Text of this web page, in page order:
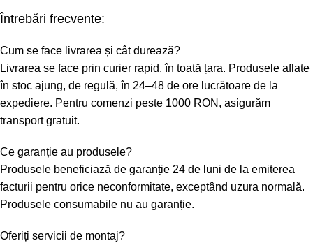
Întrebări frecvente:
Cum se face livrarea și cât durează?
Livrarea se face prin curier rapid, în toată țara. Produsele aflate
în stoc ajung, de regulă, în 24–48 de ore lucrătoare de la
expediere. Pentru comenzi peste 1000 RON, asigurăm
transport gratuit.
Ce garanție au produsele?
Produsele beneficiază de garanție 24 de luni de la emiterea
facturii pentru orice neconformitate, exceptând uzura normală.
Produsele consumabile nu au garanție.
Oferiți servicii de montaj?